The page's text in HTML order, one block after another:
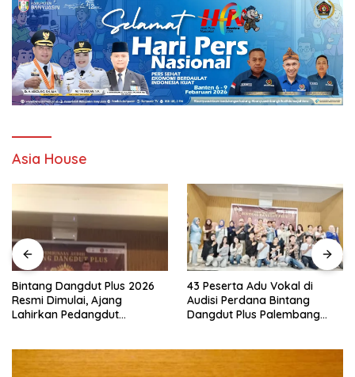
Asia House
Bintang Dangdut Plus 2026
Resmi Dimulai, Ajang
Lahirkan Pedangdut
43 Peserta Adu Vokal di
Audisi Perdana Bintang
Dangdut Plus Palembang